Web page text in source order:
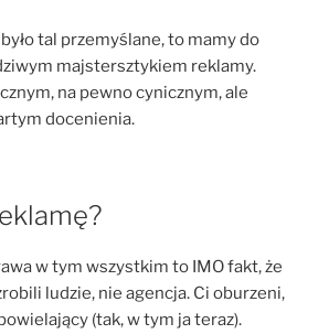
tal przemyślane, to mamy do
majstersztykiem reklamy.
na pewno cynicznym, ale
docenienia.
w tym wszystkim to IMO fakt, że
ludzie, nie agencja. Ci oburzeni,
(tak, w tym ja teraz).